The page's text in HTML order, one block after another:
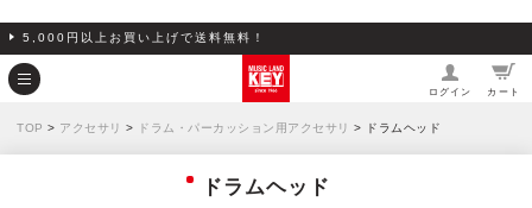
5,000円以上お買い上げで送料無料！
ログイン カート
TOP > アクセサリ > ドラム・パーカッション用アクセサリ > ドラムヘッド
ドラムヘッド